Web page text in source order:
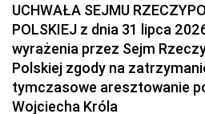
UCHWAŁA SEJMU
POLSKIEJ z dnia 31 lipca
wyrażenia przez Sejm
Polskiej zgody na
tymczasowe aresztowanie
Wojciecha Króla